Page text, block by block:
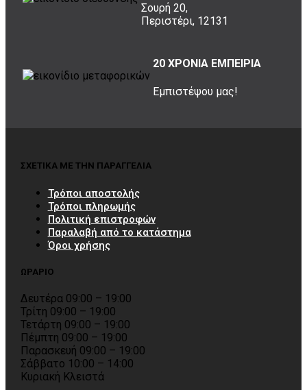
Σουρή 20,
Περιστέρι, 12131
20 ΧΡΟΝΙΑ ΕΜΠΕΙΡΙΑ
Εμπιστέψου μας!
ΣΧΕΤΙΚΑ ΜΕ ΤΗΝ ΠΑΡΑΓΓΕΛΙΑ
Τρόποι αποστολής
Τρόποι πληρωμής
Πολιτική επιστροφών
Παραλαβή από το κατάστημα
Όροι χρήσης
ΩΡΑΡΙΟ
Δευτέρα 09:00 – 19:00
Τρίτη 09:00 – 19:00
Τετάρτη 09:00 – 19:00
Πέμπτη 09:00 – 19:00
Παρασκευή 09:00 – 19:00
Σάββατο 10:00 – 14:00
Κυριακή Κλειστά